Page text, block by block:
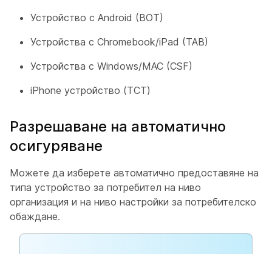
Устройство с Android (BOT)
Устройства с Chromebook/iPad (TAB)
Устройства с Windows/MAC (CSF)
iPhone устройство (TCT)
Разрешаване на автоматично
осигуряване
Можете да изберете автоматично предоставяне на
типа устройство за потребител на ниво
организация и на ниво настройки за потребителско
обаждане.